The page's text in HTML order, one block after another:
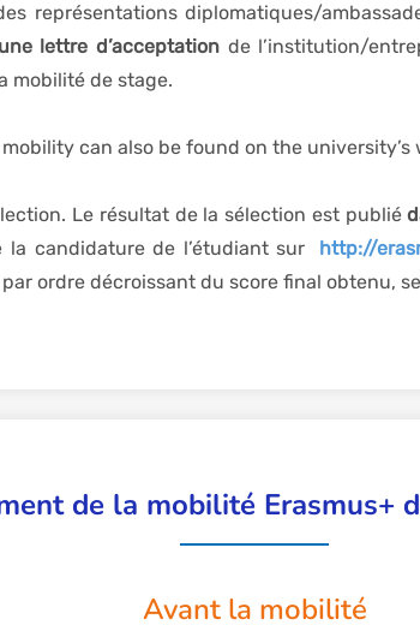
représentations diplomatiques/
lettre d’acceptation de l’institution/
mobilité de stage.
can also be found on the university’s
Le résultat de la sélection est publié
candidature de l’étudiant sur
http://
ordre décroissant du score final obtenu,
de la mobilité Erasmus+
Avant la mobilité